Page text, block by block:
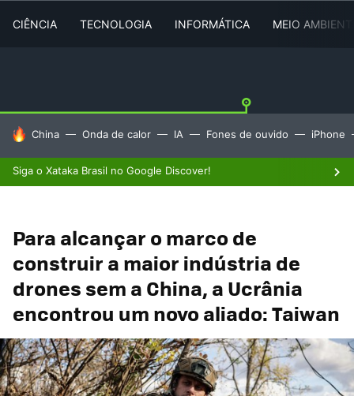
CIÊNCIA TECNOLOGIA INFORMÁTICA MEIO
TENDÊNCIAS DO DIA
China Onda de calor IA Fones de ouvido iPhone
Siga o Xataka Brasil no Google Discover!
Para alcançar o marco de
construir a maior indústria de
drones sem a China, a Ucrânia
encontrou um novo aliado: Taiwan